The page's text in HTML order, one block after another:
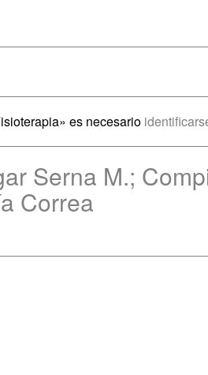
es necesario
Serna M.;
Correa